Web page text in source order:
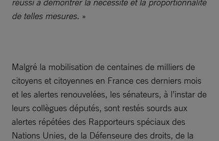
de telles mesures. »
Malgré la mobilisation de centaines de milliers de
citoyens et citoyennes en France ces derniers mois
et les alertes renouvelées, les sénateurs, à l’instar de
leurs collègues députés, sont restés sourds aux
alertes répétées des Rapporteurs spéciaux des
Nations Unies, de la Défenseure des droits, de la